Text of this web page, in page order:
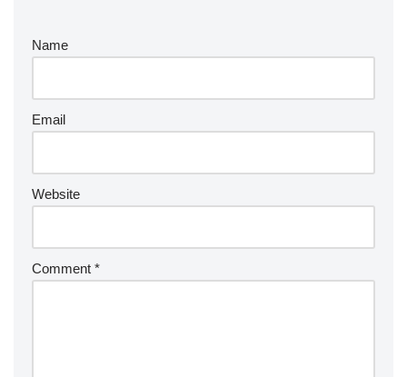
Name
Email
Website
Comment *